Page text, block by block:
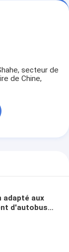
secteur de
de Chine,
adapté aux
d'autobus